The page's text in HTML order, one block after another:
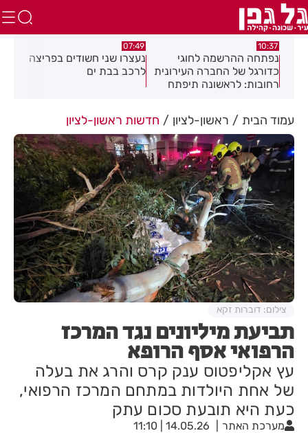
07:49
נעצרו שני חשודים בפריצה
לרכב בבת ים
05:24
הקלות לתושבים ולעסקים
ברחוב סוקולוב בחולון
עמוד הבית ראשון-לציון חדשות ראשון-לציון
תביעת מיליונים נגד המרכז
הרפואי אסף הרופא
עץ אקליפטוס ענק קרס והרג את בעלה
של אחת היולדות במתחם המרכז הרפואי,
כעת היא תובעת סכום עתק
מערכת האתר 14.05.26 | 11:10
צילום: דוברות זקא